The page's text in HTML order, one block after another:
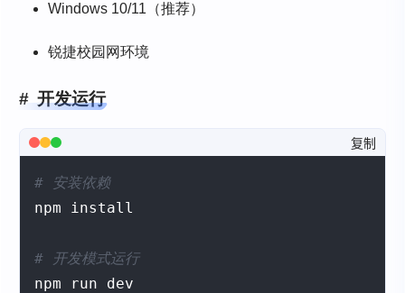
Windows 10/11（推荐）
锐捷校园网环境
开发运行
复制
# 安装依赖
npm install
# 开发模式运行
npm run dev